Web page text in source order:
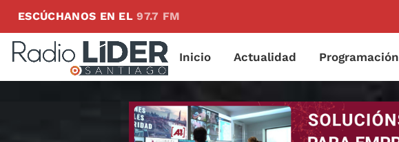
ESCÚCHANOS EN EL97.7 FM
Inicio Actualidad Programación